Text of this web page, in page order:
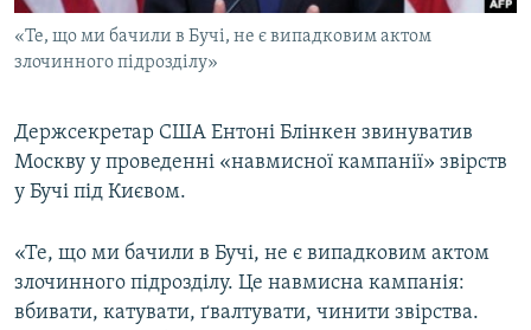
КРИМ РЕАЛІЇ
РУС
КТАТ
ДОЛУЧАЙСЯ!
«Те, що ми бачили в Бучі, не є випадковим актом
злочинного підрозділу»
Держсекретар США Ентоні Блінкен звинуватив
Москву у проведенні «навмисної кампанії» звірств
у Бучі під Києвом.
«Те, що ми бачили в Бучі, не є випадковим актом
злочинного підрозділу. Це навмисна кампанія:
вбивати, катувати, ґвалтувати, чинити звірства.